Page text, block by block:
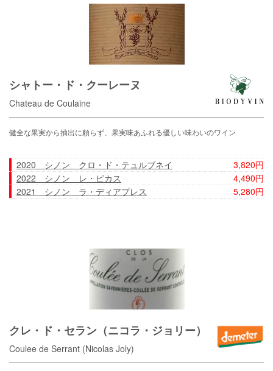
シャトー・ド・クーレーヌ
Chateau de Coulaine
健全な果実から抽出に頼らず、果実味あふれる優しい味わいのワイン
2020 シノン クロ・ド・テュルブネイ
3,820円
2022 シノン レ・ピカス
4,490円
2021 シノン ラ・ディアプレス
5,280円
クレ・ド・セラン（ニコラ・ジョリー）
Coulee de Serrant (Nicolas Joly)